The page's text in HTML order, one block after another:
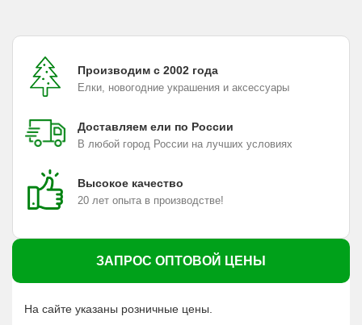
Производим с 2002 года
Елки, новогодние украшения и аксессуары
Доставляем ели по России
В любой город России на лучших условиях
Высокое качество
20 лет опыта в производстве!
ЗАПРОС ОПТОВОЙ ЦЕНЫ
На сайте указаны розничные цены.